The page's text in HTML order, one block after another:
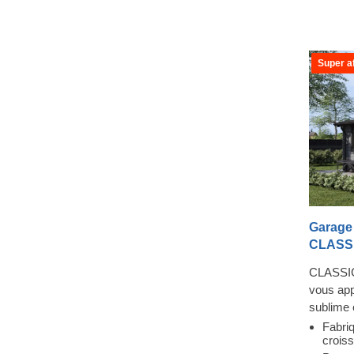
Super
vous
sublime
voiture !